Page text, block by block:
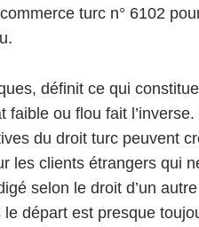
turc n° 6102
définit ce qui
ou flou fait
du droit turc peuvent
les clients étrangers qui
selon le droit d’un
départ est presque